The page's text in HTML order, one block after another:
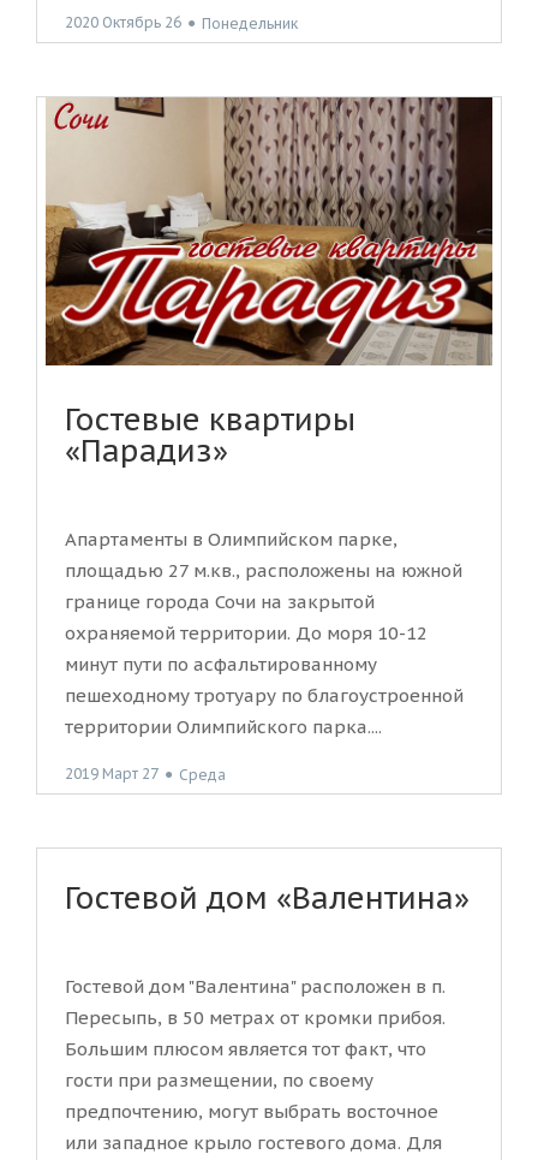
2020 Октябрь 26 ● Понедельник
Гостевые квартиры
«Парадиз»
Апартаменты в Олимпийском парке,
площадью 27 м.кв., расположены на южной
границе города Сочи на закрытой
охраняемой территории. До моря 10-12
минут пути по асфальтированному
пешеходному тротуару по благоустроенной
территории Олимпийского парка....
2019 Март 27 ● Среда
Гостевой дом «Валентина»
Гостевой дом "Валентина" расположен в п.
Пересыпь, в 50 метрах от кромки прибоя.
Большим плюсом является тот факт, что
гости при размещении, по своему
предпочтению, могут выбрать восточное
или западное крыло гостевого дома. Для